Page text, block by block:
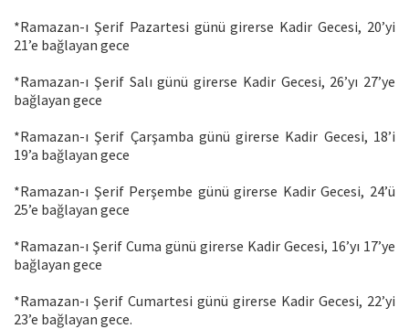
*Ramazan-ı Şerif Pazartesi günü girerse Kadir Gecesi, 20’yi
21’e bağlayan gece
*Ramazan-ı Şerif Salı günü girerse Kadir Gecesi, 26’yı 27’ye
bağlayan gece
*Ramazan-ı Şerif Çarşamba günü girerse Kadir Gecesi, 18’i
19’a bağlayan gece
*Ramazan-ı Şerif Perşembe günü girerse Kadir Gecesi, 24’ü
25’e bağlayan gece
*Ramazan-ı Şerif Cuma günü girerse Kadir Gecesi, 16’yı 17’ye
bağlayan gece
*Ramazan-ı Şerif Cumartesi günü girerse Kadir Gecesi, 22’yi
23’e bağlayan gece.